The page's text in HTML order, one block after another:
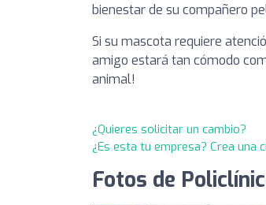
bienestar de su compañero
Si su mascota requiere
amigo estará tan cómodo
animal!
¿Quieres solicitar un cambio?
¿Es esta tu empresa? Crea
Fotos de